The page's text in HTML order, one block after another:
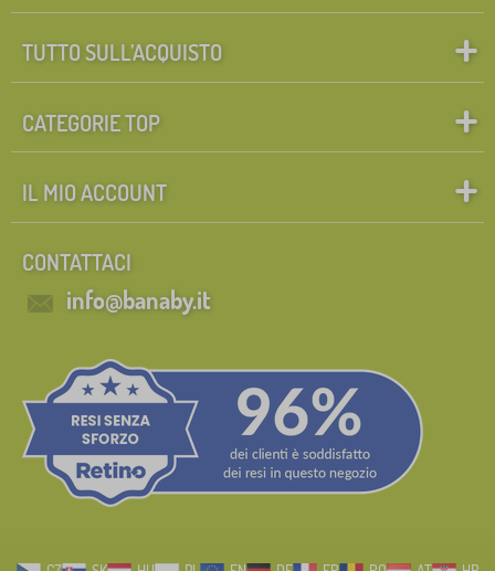
TUTTO SULL’ACQUISTO
CATEGORIE TOP
IL MIO ACCOUNT
CONTATTACI
info@banaby.it